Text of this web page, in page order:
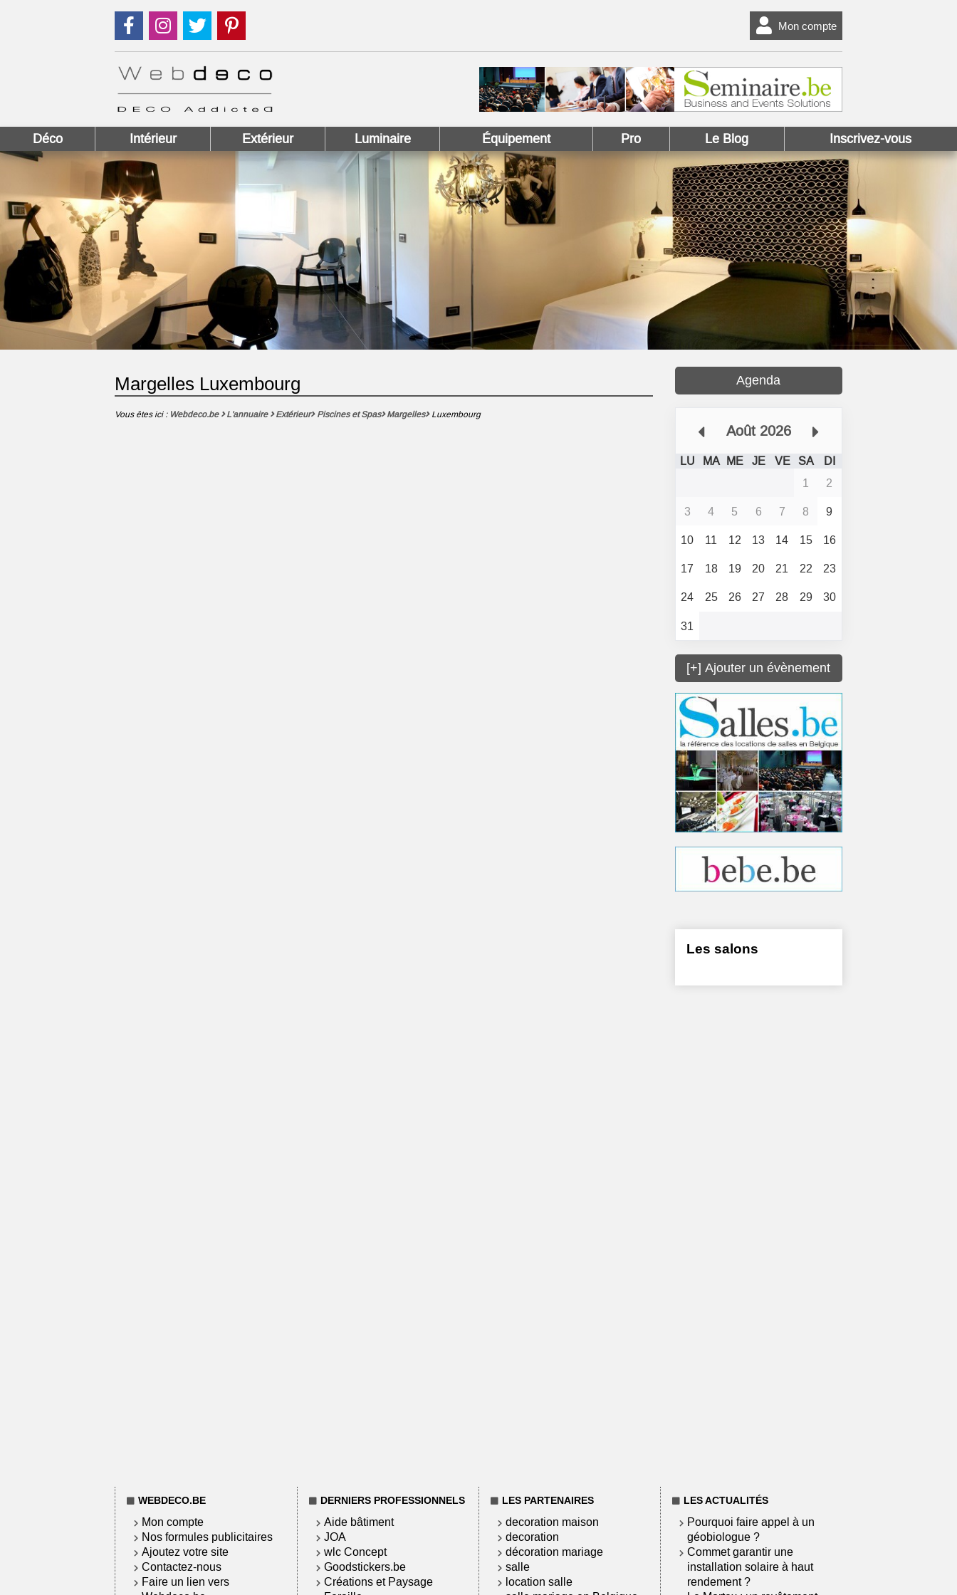
Suivez nous sur Facebook !
Suivez nous sur Instagram !
Suivez nous sur Twitter ! Mon compte
Déco Intérieur Extérieur Luminaire Équipement Pro Le Blog Inscrivez-vous
Margelles Luxembourg
Vous êtes ici : Webdeco.be L'annuaire Extérieur Piscines et Spas Margelles Luxembourg
Agenda
Août 2026
LU MA ME JE VE SA
DI
1
2
3
4 5 6 7 8
9
10
11 12 13 14 15
16
17
18 19 20 21 22
23
24
25 26 27 28 29
30
31
[+] Ajouter un évènement
Les salons
WEBDECO.BE
Mon compte
Nos formules publicitaires
Ajoutez votre site
Contactez-nous
Faire un lien vers
DERNIERS PROFESSIONNELS
Aide bâtiment
JOA
wlc Concept
Goodstickers.be
Créations et Paysage
LES PARTENAIRES
decoration maison
decoration
décoration mariage
salle
location salle
LES ACTUALITÉS
Pourquoi faire appel à un
géobiologue ?
Commet garantir une
installation solaire à haut
rendement ?